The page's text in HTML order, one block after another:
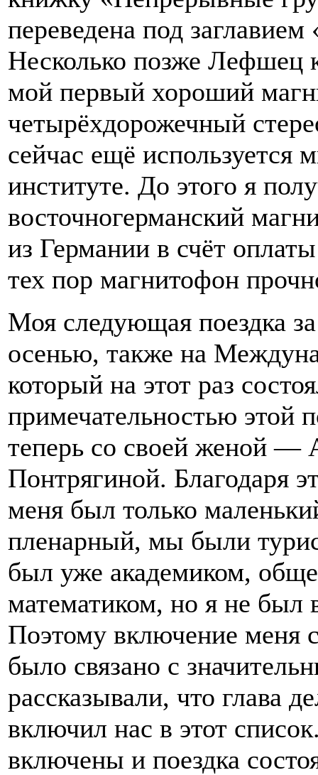
переведена под
Несколько позже Лефшец
мой первый хороший
четырёхдорожечный
сейчас ещё используется
институте. До этого я
восточногерманский
из Германии в счёт
тех пор магнитофон
Моя следующая поездка
осенью, также на
который на этот раз
примечательностью этой
теперь со своей женой —
Понтрягиной. Благодаря
меня был только
пленарный, мы были
был уже академиком,
математиком, но я не
Поэтому включение меня
было связано с
рассказывали, что глава
включил нас в этот
включены и поездка